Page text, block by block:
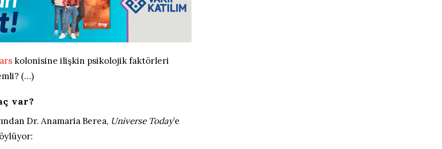
kolonisine ilişkin psikolojik faktörleri
(…)
var?
Dr. Anamaria Berea, Universe Today’e